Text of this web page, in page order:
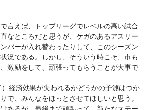
言えば、トップリーグでレベルの高い試合
なところだと思うが、ケガのあるアスリー
バーが入れ替わったりして、このシーズン
況である。しかし、そういう時こそ、市も
激励をして、頑張ってもらうことが大事で
）経済効果が失われるかどうかの予測はつか
で、みんなをほっとさせてほしいと思う。